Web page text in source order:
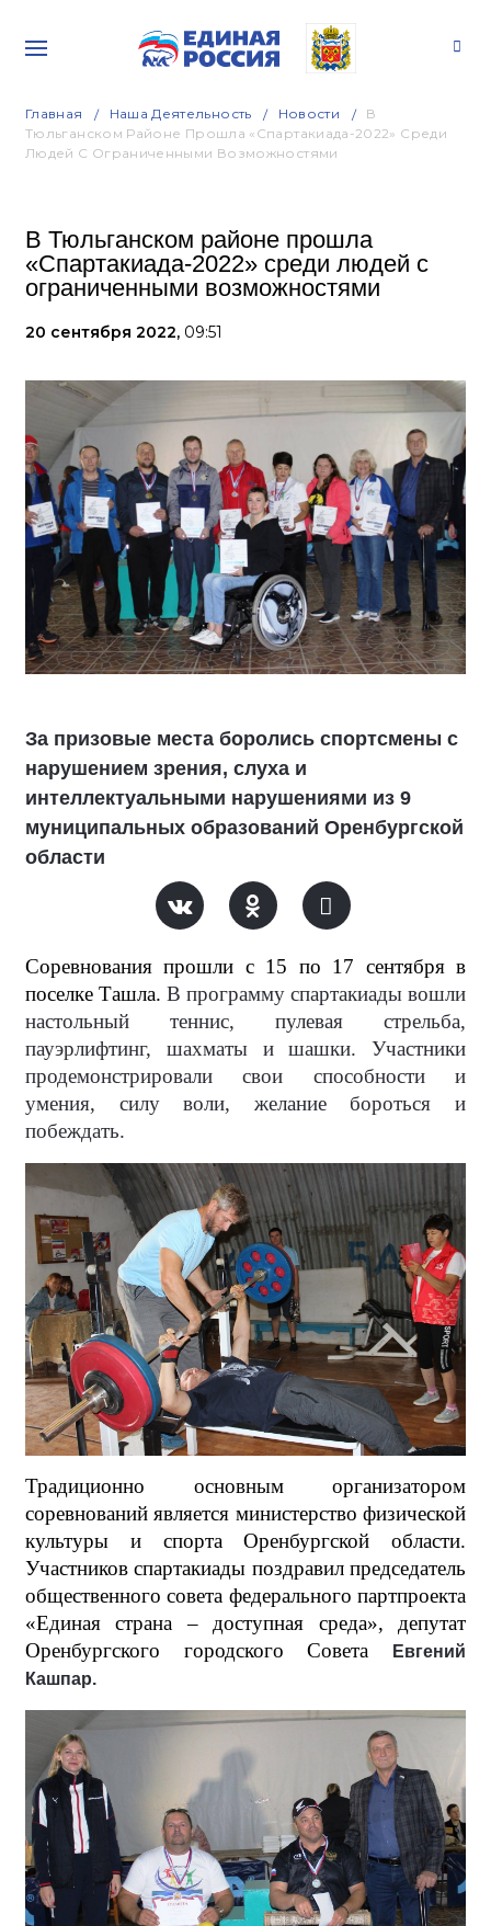
Главная Наша Деятельность Новости
В
Тюльганском Районе Прошла «Спартакиада-2022» Среди
Людей С Ограниченными Возможностями
В Тюльганском районе прошла
«Спартакиада-2022» среди людей с
ограниченными возможностями
20 сентября 2022, 09:51
За призовые места боролись спортсмены с
нарушением зрения, слуха и
интеллектуальными нарушениями из 9
муниципальных образований Оренбургской
области
Соревнования прошли с 15 по 17 сентября в
поселке Ташла. В программу спартакиады вошли
настольный теннис, пулевая стрельба,
пауэрлифтинг, шахматы и шашки. Участники
продемонстрировали свои способности и
умения, силу воли, желание бороться и
побеждать.
Традиционно основным организатором
соревнований является министерство физической
культуры и спорта Оренбургской области.
Участников спартакиады поздравил председатель
общественного совета федерального партпроекта
«Единая страна– доступная среда», депутат
Оренбургского городского Совета
Евгений
Кашпар.